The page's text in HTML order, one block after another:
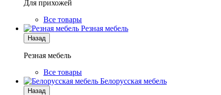
Для прихожей
Все товары
Резная мебель
Назад
Резная мебель
Все товары
Белорусская мебель
Назад